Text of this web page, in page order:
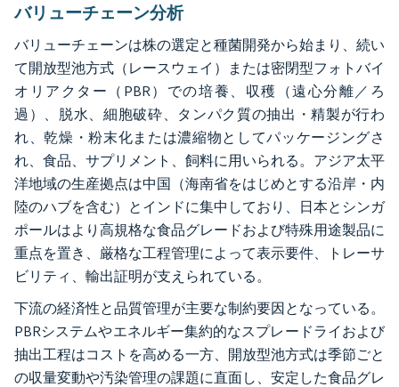
バリューチェーン分析
バリューチェーンは株の選定と種菌開発から始まり、続い
て開放型池方式（レースウェイ）または密閉型フォトバイ
オリアクター（PBR）での培養、収穫（遠心分離／ろ
過）、脱水、細胞破砕、タンパク質の抽出・精製が行わ
れ、乾燥・粉末化または濃縮物としてパッケージングさ
れ、食品、サプリメント、飼料に用いられる。アジア太平
洋地域の生産拠点は中国（海南省をはじめとする沿岸・内
陸のハブを含む）とインドに集中しており、日本とシンガ
ポールはより高規格な食品グレードおよび特殊用途製品に
重点を置き、厳格な工程管理によって表示要件、トレーサ
ビリティ、輸出証明が支えられている。
下流の経済性と品質管理が主要な制約要因となっている。
PBRシステムやエネルギー集約的なスプレードライおよび
抽出工程はコストを高める一方、開放型池方式は季節ごと
の収量変動や汚染管理の課題に直面し、安定した食品グレ